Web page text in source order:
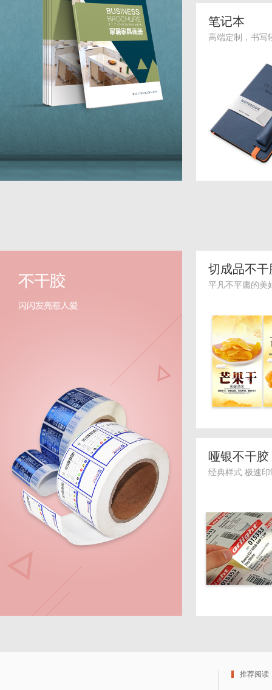
笔记本
高端定制，书写
切成品不干
平凡不平庸的美
哑银不干胶
经典样式 极速印
推荐阅读